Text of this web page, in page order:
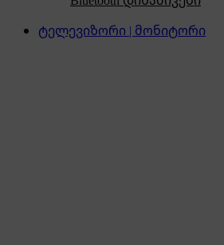
ტელევიზორი | მონიტორი